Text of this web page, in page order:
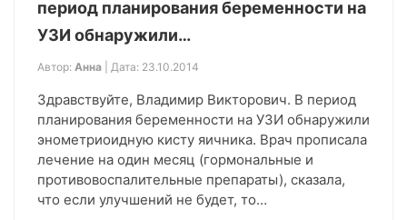
период планирования беременности на
УЗИ обнаружили…
Автор: Анна | Дата: 23.10.2014
Здравствуйте, Владимир Викторович. В период
планирования беременности на УЗИ обнаружили
энометриоидную кисту яичника. Врач прописала
лечение на один месяц (гормональные и
противовоспалительные препараты), сказала,
что если улучшений не будет, то…